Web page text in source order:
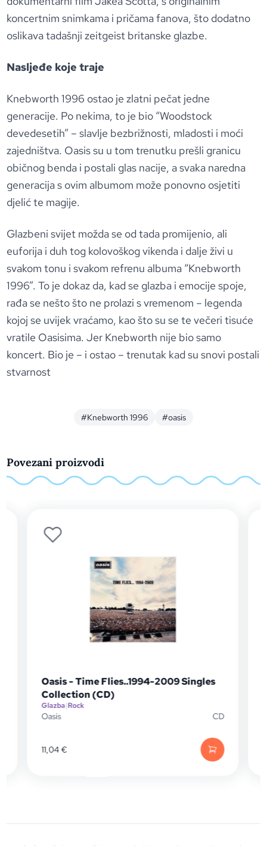
koncertnim snimkama i pričama fanova, što dodatno
oslikava tadašnji zeitgeist britanske glazbe.
Nasljeđe koje traje
Knebworth 1996 ostao je zlatni pečat jedne
generacije. Po nekima, to je bio “Woodstock
devedesetih” – slavlje bezbrižnosti, mladosti i moći
zajedništva. Oasis su u tom trenutku prešli granicu
običnog benda i postali glas nacije, a svaka naredna
generacija s ovim albumom može ponovno osjetiti
djelić te magije.
Glazbeni svijet možda se od tada promijenio, ali
euforija i duh tog kolovoškog vikenda i dalje živi u
svakom tonu i svakom refrenu albuma “Knebworth
1996”. To je dokaz da, kad se glazba i emocije spoje,
rađa se nešto što ne prolazi s vremenom – legenda
kojoj se uvijek vraćamo, kao što su se te večeri tisuće
vratile Oasisima. Jer Knebworth nije bio samo
koncert. Bio je – i ostao – trenutak kad su snovi postali
stvarnost
#Knebworth 1996 #oasis
Povezani proizvodi
Oasis - Time Flies..1994-2009 Singles
Collection (CD)
Glazba|Rock
Oasis CD
11,04€